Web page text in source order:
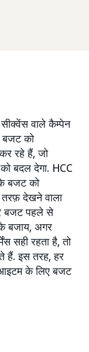
वाले कैम्पेन
बजट को
रहे हैं, जो
बदल देगा. HCC
बजट को
देखने वाला
बजट पहले से
बजाय, अगर
सही रहता है, तो
हैं. इस तरह, हर
आइटम के लिए बजट